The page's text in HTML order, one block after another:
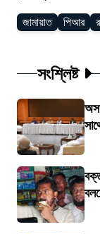
জামায়াত পিআর
সংশ্লিষ্ট